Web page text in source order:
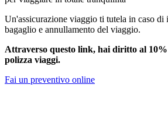
Un'assicurazione viaggio ti tutela in caso di
bagaglio e annullamento del viaggio.
Attraverso questo link, hai diritto al
polizza viaggi.
Fai un preventivo online